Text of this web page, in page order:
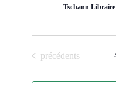
Tschann Libraire
Évènements
précédents